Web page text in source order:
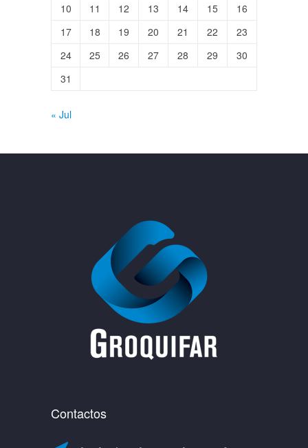
10
11 12 13 14 15
16
17
18 19 20 21 22
23
24
25 26 27 28 29
30
31
« Jul
Contactos